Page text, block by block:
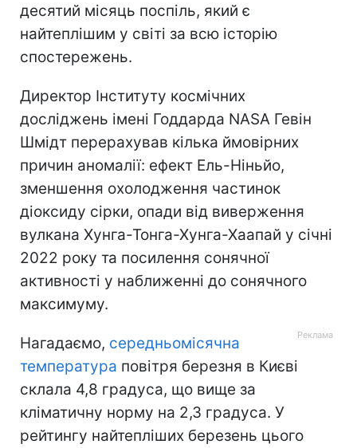
десятий місяць поспіль, який є
найтеплішим у світі за всю історію
спостережень.
Директор Інституту космічних
досліджень імені Годдарда NASA Гевін
Шмідт перерахував кілька ймовірних
причин аномалії: ефект Ель-Ніньйо,
зменшення охолодження частинок
діоксиду сірки, опади від виверження
вулкана Хунга-Тонга-Хунга-Хаапай у січні
2022 року та посилення сонячної
активності у наближенні до сонячного
максимуму.
Нагадаємо, середньомісячна
температура повітря березня в Києві
склала 4,8 градуса, що вище за
кліматичну норму на 2,3 градуса. У
рейтингу найтепліших березень цього